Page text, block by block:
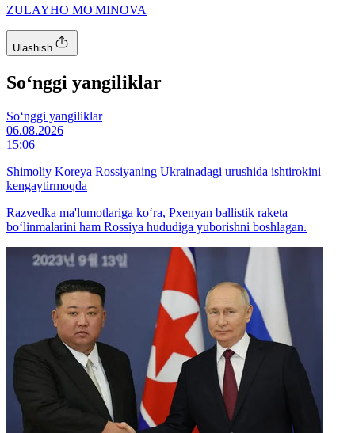
ZULAYHO MO'MINOVA
Ulashish
So‘nggi yangiliklar
So‘nggi yangiliklar
06.08.2026
15:06
Shimoliy Koreya Rossiyaning Ukrainadagi urushida ishtirokini
kengaytirmoqda
Razvedka ma'lumotlariga ko‘ra, Pxenyan ballistik raketa
bo‘linmalarini ham Rossiya hududiga yuborishni boshlagan.